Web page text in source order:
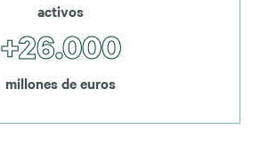
activos
+26.000
millones de euros